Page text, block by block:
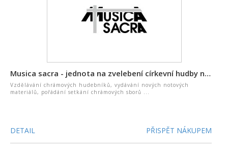
Musica sacra - jednota na zvelebení církevní hudby na Moravě
Vzdělávání chrámových hudebníků, vydávání nových notových
materiálů, pořádání setkání chrámových sborů ...
DETAIL PŘISPĚT NÁKUPEM